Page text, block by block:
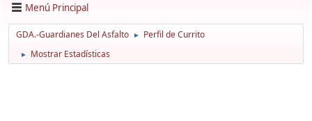
Menú Principal
GDA.-Guardianes Del Asfalto ► Perfil de Currito
► Mostrar Estadísticas